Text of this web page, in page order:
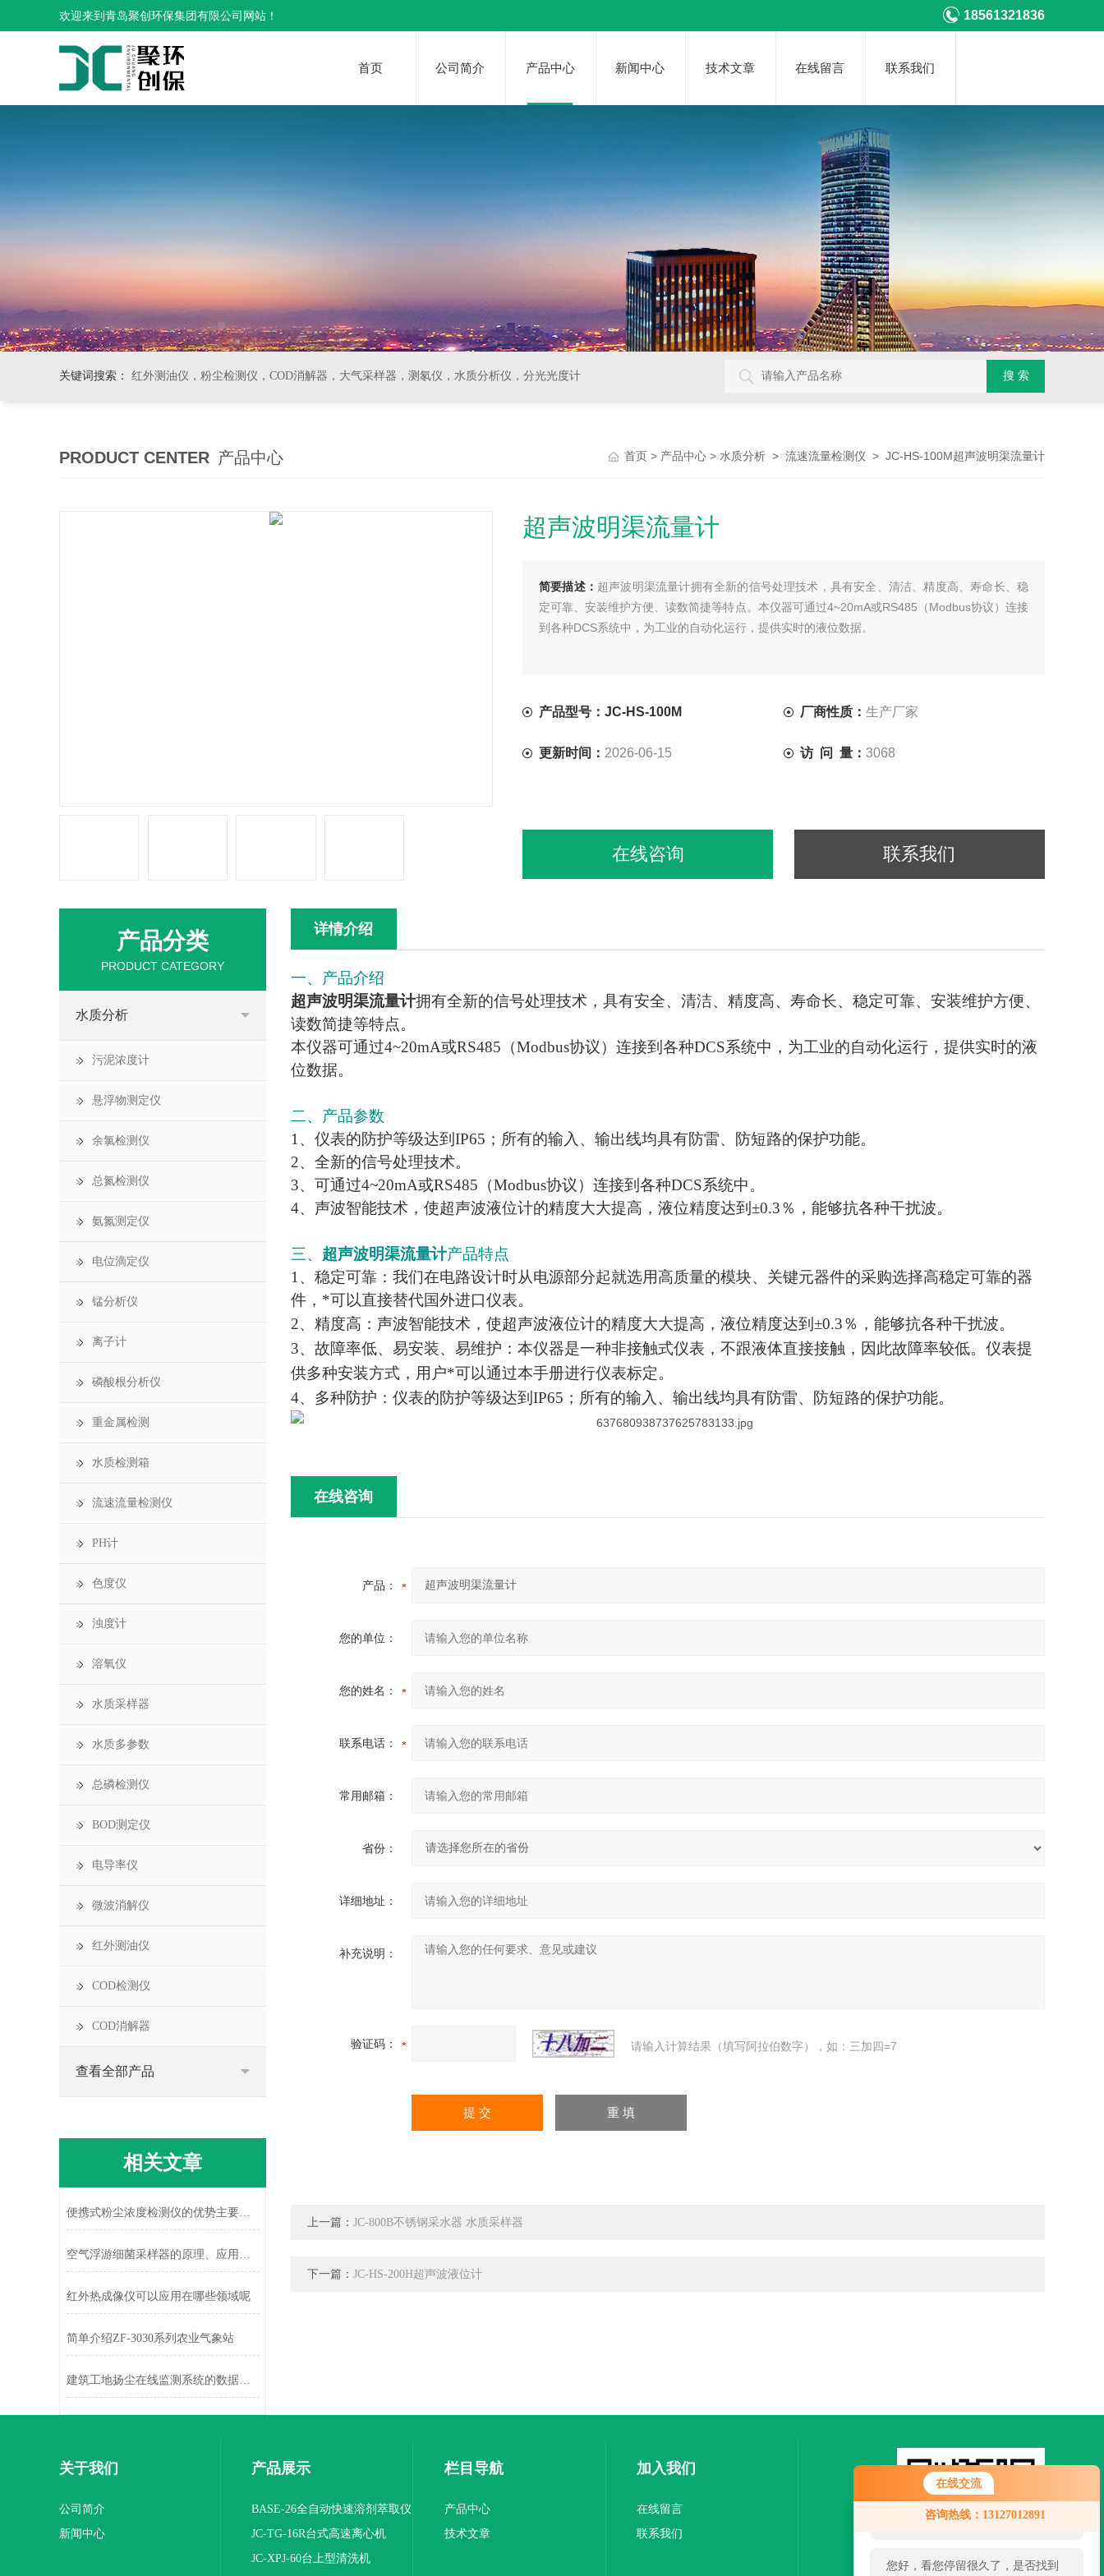
在线交流
咨询热线：13127012891
您好！欢迎前来咨询，很高兴为您
服务，请问您要咨询什么问题呢？
您好，看您停留很久了，是否找到
欢迎来到青岛聚创环保集团有限公司网站！ 18561321836
首页 公司简介 产品中心 新闻中心 技术文章 在线留言 联系我们
关键词搜索： 红外测油仪，粉尘检测仪，COD消解器，大气采样器，测氡仪，水质分析仪，分光光度计
PRODUCT CENTER 产品中心 首页 > 产品中心 > 水质分析 > 流速流量检测仪 > JC-HS-100M超声波明渠流量计
超声波明渠流量计
简要描述： 超声波明渠流量计拥有全新的信号处理技术，具有安全、清洁、精度高、寿命长、稳
定可靠、安装维护方便、读数简捷等特点。本仪器可通过4~20mA或RS485（Modbus协议）连接
到各种DCS系统中，为工业的自动化运行，提供实时的液位数据。
产品型号：JC-HS-100M 厂商性质： 生产厂家
更新时间： 2026-06-15 访 问 量： 3068
在线咨询 联系我们
详情介绍
一、产品介绍
超声波明渠流量计拥有全新的信号处理技术，具有安全、清洁、精度高、寿命长、稳定可靠、安装维护方便、
读数简捷等特点。
本仪器可通过4~20mA或RS485（Modbus协议）连接到各种DCS系统中，为工业的自动化运行，提供实时的液
位数据。
二、产品参数
1、仪表的防护等级达到IP65；所有的输入、输出线均具有防雷、防短路的保护功能。
2、全新的信号处理技术。
3、可通过4~20mA或RS485（Modbus协议）连接到各种DCS系统中。
4、声波智能技术，使超声波液位计的精度大大提高，液位精度达到±0.3％，能够抗各种干扰波。
三、 超声波明渠流量计产品特点
1、稳定可靠：我们在电路设计时从电源部分起就选用高质量的模块、关键元器件的采购选择高稳定可靠的器
件，*可以直接替代国外进口仪表。
2、精度高：声波智能技术，使超声波液位计的精度大大提高，液位精度达到±0.3％，能够抗各种干扰波。
3、故障率低、易安装、易维护：本仪器是一种非接触式仪表，不跟液体直接接触，因此故障率较低。仪表提
供多种安装方式，用户*可以通过本手册进行仪表标定。
4、多种防护：仪表的防护等级达到IP65；所有的输入、输出线均具有防雷、防短路的保护功能。
在线咨询
产品：
您的单位：
您的姓名：
联系电话：
常用邮箱：
省份：
详细地址：
补充说明：
验证码： 请输入计算结果（填写阿拉伯数字），如：三加四=7
上一篇： JC-800B不锈钢采水器 水质采样器
下一篇： JC-HS-200H超声波液位计
产品分类
PRODUCT CATEGORY
水质分析
污泥浓度计
悬浮物测定仪
余氯检测仪
总氮检测仪
氨氮测定仪
电位滴定仪
锰分析仪
离子计
磷酸根分析仪
重金属检测
水质检测箱
流速流量检测仪
PH计
色度仪
浊度计
溶氧仪
水质采样器
水质多参数
总磷检测仪
BOD测定仪
电导率仪
微波消解仪
红外测油仪
COD检测仪
COD消解器
查看全部产品
相关文章
便携式粉尘浓度检测仪的优势主要体现在哪些方面
空气浮游细菌采样器的原理、应用与规范操作全解析
红外热成像仪可以应用在哪些领域呢
简单介绍ZF-3030系列农业气象站
建筑工地扬尘在线监测系统的数据展示方式
关于我们
公司简介
新闻中心
产品展示
BASE-26全自动快速溶剂萃取仪
JC-TG-16R台式高速离心机
JC-XPJ-60台上型清洗机
栏目导航
产品中心
技术文章
加入我们
在线留言
联系我们